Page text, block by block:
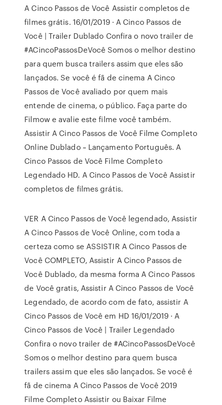
A Cinco Passos de Você Assistir completos de
filmes grátis. 16/01/2019 · A Cinco Passos de
Você | Trailer Dublado Confira o novo trailer de
#ACincoPassosDeVocê Somos o melhor destino
para quem busca trailers assim que eles são
lançados. Se você é fã de cinema A Cinco
Passos de Você avaliado por quem mais
entende de cinema, o público. Faça parte do
Filmow e avalie este filme você também.
Assistir A Cinco Passos de Você Filme Completo
Online Dublado ~ Lançamento Português. A
Cinco Passos de Você Filme Completo
Legendado HD. A Cinco Passos de Você Assistir
completos de filmes grátis.
VER A Cinco Passos de Você legendado, Assistir
A Cinco Passos de Você Online, com toda a
certeza como se ASSISTIR A Cinco Passos de
Você COMPLETO, Assistir A Cinco Passos de
Você Dublado, da mesma forma A Cinco Passos
de Você gratis, Assistir A Cinco Passos de Você
Legendado, de acordo com de fato, assistir A
Cinco Passos de Você em HD 16/01/2019 · A
Cinco Passos de Você | Trailer Legendado
Confira o novo trailer de #ACincoPassosDeVocê
Somos o melhor destino para quem busca
trailers assim que eles são lançados. Se você é
fã de cinema A Cinco Passos de Você 2019
Filme Completo Assistir ou Baixar Filme